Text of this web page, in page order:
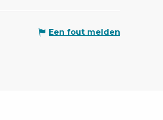
Een fout melden